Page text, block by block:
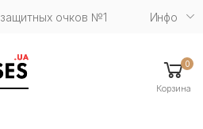
очков №1 Инфо
menu
0
Корзина